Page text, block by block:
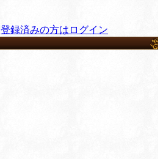
登録済みの方はログイン